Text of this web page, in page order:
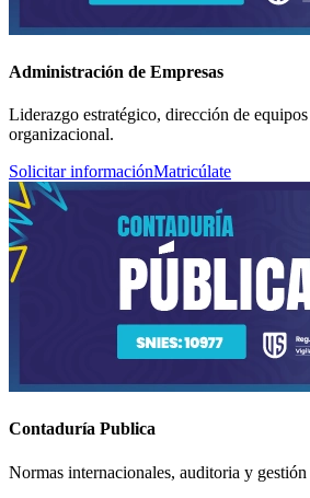
Administración de Empresas
Liderazgo estratégico, dirección de
organizacional.
Solicitar informaciónMatricúlate
Contaduría Publica
Normas internacionales, auditoria y